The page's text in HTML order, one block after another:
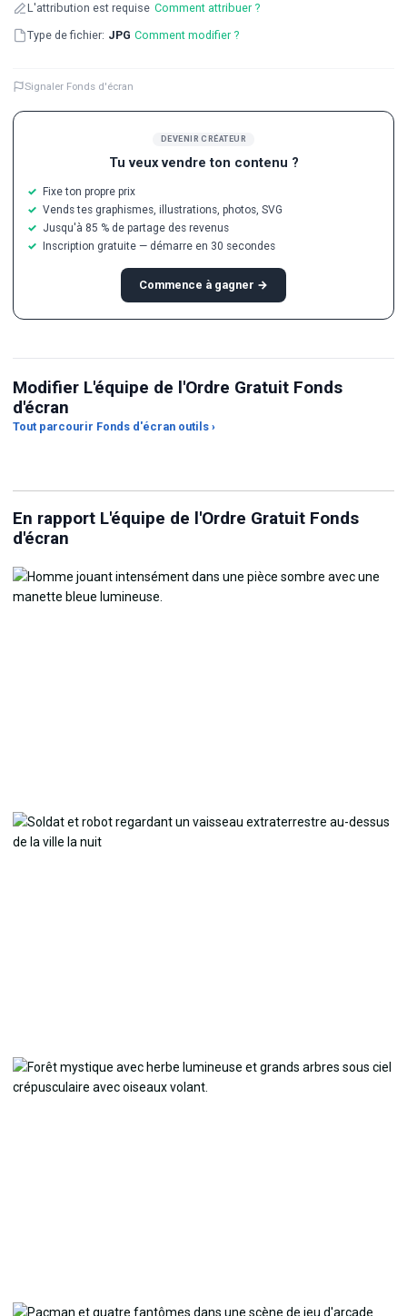
DEVENIR CRÉATEUR
Tu veux vendre ton contenu ?
Fixe ton propre prix
Vends tes graphismes, illustrations, photos, SVG
Jusqu'à 85 % de partage des revenus
Inscription gratuite — démarre en 30 secondes
Commence à gagner →
L'attribution est requise Comment attribuer ?
Type de fichier: JPG Comment modifier ?
Signaler Fonds d'écran
Modifier L'équipe de l'Ordre Gratuit Fonds
d'écran
Tout parcourir Fonds d'écran outils ›
Recadreur de format
d'image
Convertisseur JPG en PNG
En rapport L'équipe de l'Ordre Gratuit Fonds
d'écran